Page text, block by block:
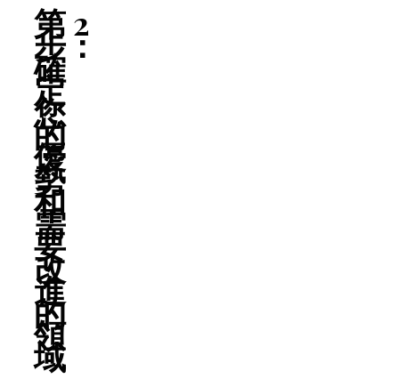
第 2
步：
確
定
您
的
優
勢
和
需
要
改
進
的
領
域